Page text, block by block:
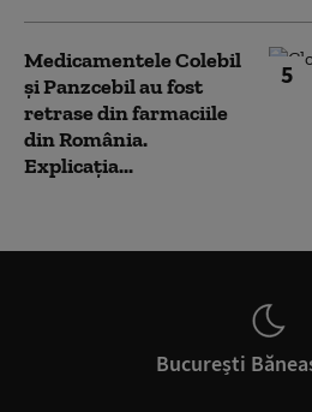
5
Medicamentele Colebil
și Panzcebil au fost
retrase din farmaciile
din România.
Explicația...
București